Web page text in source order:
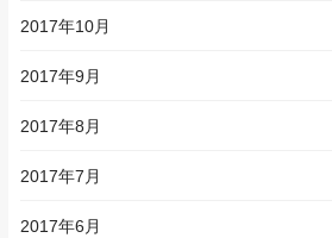
2017年10月
2017年9月
2017年8月
2017年7月
2017年6月